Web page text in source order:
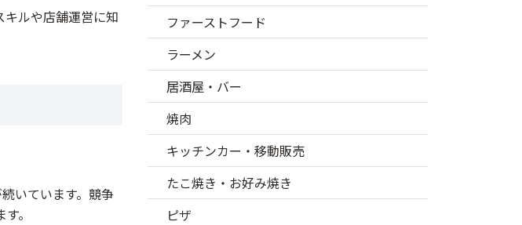
ルや店舗運営に知
いています。競争
。
ファーストフード
ラーメン
居酒屋・バー
焼肉
キッチンカー・移動販売
たこ焼き・お好み焼き
ピザ